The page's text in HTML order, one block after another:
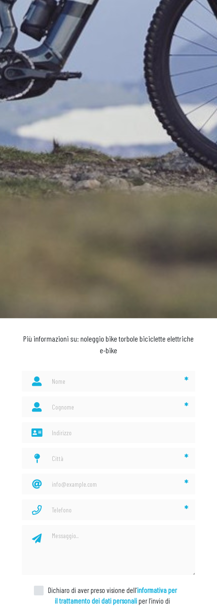
Più informazioni su: noleggio bike torbole biciclette elettriche
e-bike
*
*
*
*
*
Dichiaro di aver preso visione dell’informativa per
il trattamento dei dati personaliper l’invio di